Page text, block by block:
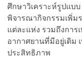
ศึกษาวิเคราะห์รูปแบ
พิจารณากิจกรรมเพิ่ม
แต่ละแห่ง รวมถึงกา
อากาศยานที่มีอยู่เดิม
ประสิทธิภาพ